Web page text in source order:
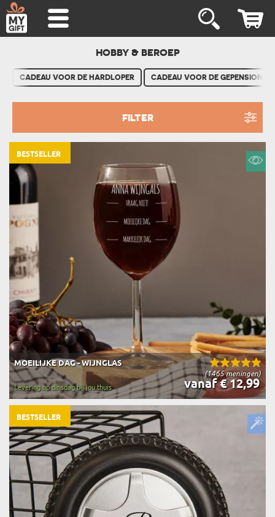
HOBBY & BEROEP
CADEAU VOOR DE HARDLOPER CADEAU VOOR DE
FILTER
(1465 meningen)
MOEILIJKE DAG - WIJNGLAS
vanaf € 12,99
Levering op dinsdag bij jou thuis
BESTSELLER
BESTSELLER